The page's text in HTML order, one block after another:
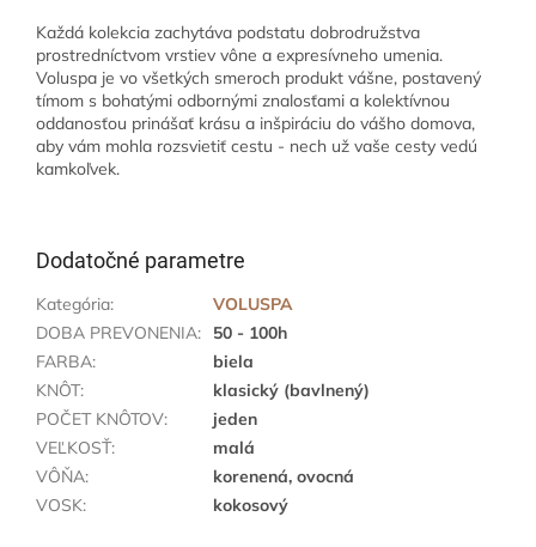
Každá kolekcia zachytáva podstatu dobrodružstva
prostredníctvom vrstiev vône a expresívneho umenia.
Voluspa je vo všetkých smeroch produkt vášne, postavený
tímom s bohatými odbornými znalosťami a kolektívnou
oddanosťou prinášať krásu a inšpiráciu do vášho domova,
aby vám mohla rozsvietiť cestu - nech už vaše cesty vedú
kamkoľvek.
Dodatočné parametre
Kategória:
VOLUSPA
DOBA PREVONENIA:
50 - 100h
FARBA:
biela
KNÔT:
klasický (bavlnený)
POČET KNÔTOV:
jeden
VEĽKOSŤ:
malá
VÔŇA:
korenená, ovocná
VOSK: kokosový